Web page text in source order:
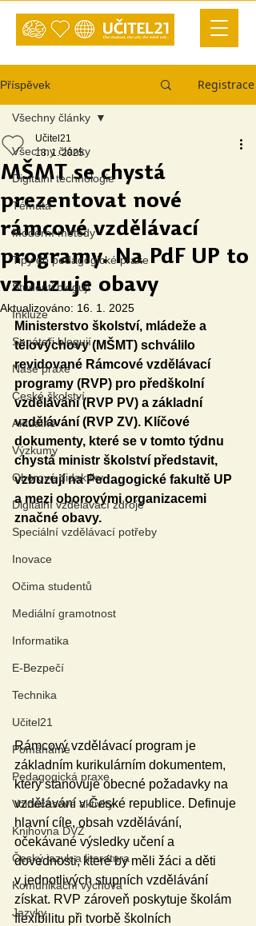
Příspěvek Registrace
Všechny články
Digitální technologie
Témata
Moderní metody
Tipy do pedagogické praxe
Studenti blogují
Inkluze
Senátoři blogují
Naše praxe
České školství
Aktuálně
Výzkumy
Oborové didaktiky
Digitální vzdělávací zdroje
Speciální vzdělávací potřeby
Inovace
Očima studentů
Mediální gramotnost
Informatika
E-Bezpečí
Technika
Učitel21
Pomáháme
Pedagogická praxe
Volnočasové aktivity
Knihovna DVZ
Český jazyk a literatura
Komunikační výchova
Jazyky
Všechny články
MŠMT se chystá
prezentovat nové
rámcové vzdělávací
programy. Na PdF UP to
vzbuzuje obavy
Učitel21
13. 1. 2025
Aktualizováno: 16. 1. 2025
Ministerstvo školství, mládeže a
tělovýchovy (MŠMT) schválilo
revidované Rámcové vzdělávací
programy (RVP) pro předškolní
vzdělávání (RVP PV) a základní
vzdělávání (RVP ZV). Klíčové
dokumenty, které se v tomto týdnu
chystá ministr školství představit,
vzbuzují na Pedagogické fakultě UP
a mezi oborovými organizacemi
značné obavy.
Rámcový vzdělávací program je
základním kurikulárním dokumentem,
který stanovuje obecné požadavky na
vzdělávání v České republice. Definuje
hlavní cíle, obsah vzdělávání,
očekávané výsledky učení a
dovednosti, které by měli žáci a děti
v jednotlivých stupních vzdělávání
získat. RVP zároveň poskytuje školám
flexibilitu při tvorbě školních